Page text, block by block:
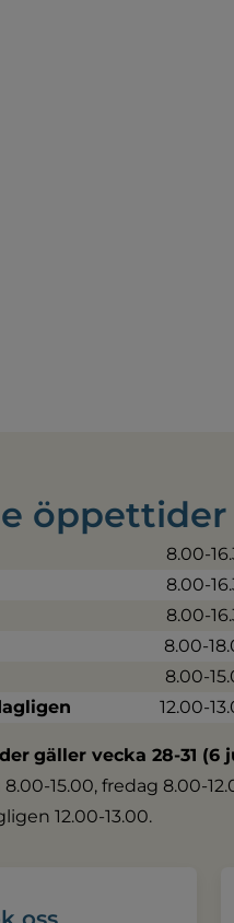
öppettider
8.00-
8.00-
8.00-
8.00-
8.00-
12.00-
gäller vecka 28-31 (6
15.00, fredag 8.00-
12.00-13.00.